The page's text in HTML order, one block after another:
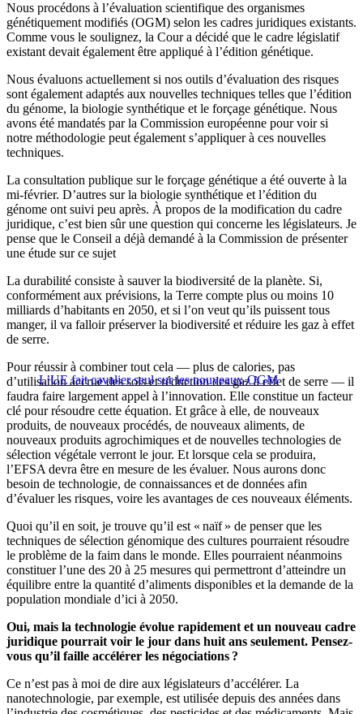
Nous procédons à l’évaluation scientifique des organismes
génétiquement modifiés (OGM) selon les cadres juridiques existants.
Comme vous le soulignez, la Cour a décidé que le cadre législatif
existant devait également être appliqué à l’édition génétique.
Nous évaluons actuellement si nos outils d’évaluation des risques
sont également adaptés aux nouvelles techniques telles que l’édition
du génome, la biologie synthétique et le forçage génétique. Nous
avons été mandatés par la Commission européenne pour voir si
notre méthodologie peut également s’appliquer à ces nouvelles
techniques.
La consultation publique sur le forçage génétique a été ouverte à la
mi-février. D’autres sur la biologie synthétique et l’édition du
génome ont suivi peu après. À propos de la modification du cadre
juridique, c’est bien sûr une question qui concerne les législateurs. Je
pense que le Conseil a déjà demandé à la Commission de présenter
une étude sur ce sujet
La durabilité consiste à sauver la biodiversité de la planète. Si,
conformément aux prévisions, la Terre compte plus ou moins 10
milliards d’habitants en 2050, et si l’on veut qu’ils puissent tous
manger, il va falloir préserver la biodiversité et réduire les gaz à effet
de serre.
L’UE fait cavalier seul sur les nouveaux-OGM
Pour réussir à combiner tout cela — plus de calories, pas
d’utilisation accrue des sols et réduction des gaz à effet de serre — il
faudra faire largement appel à l’innovation. Elle constitue un facteur
clé pour résoudre cette équation. Et grâce à elle, de nouveaux
produits, de nouveaux procédés, de nouveaux aliments, de
nouveaux produits agrochimiques et de nouvelles technologies de
sélection végétale verront le jour. Et lorsque cela se produira,
l’EFSA devra être en mesure de les évaluer. Nous aurons donc
besoin de technologie, de connaissances et de données afin
d’évaluer les risques, voire les avantages de ces nouveaux éléments.
Quoi qu’il en soit, je trouve qu’il est « naïf » de penser que les
techniques de sélection génomique des cultures pourraient résoudre
le problème de la faim dans le monde. Elles pourraient néanmoins
constituer l’une des 20 à 25 mesures qui permettront d’atteindre un
équilibre entre la quantité d’aliments disponibles et la demande de la
population mondiale d’ici à 2050.
Oui, mais la technologie évolue rapidement et un nouveau cadre
juridique pourrait voir le jour dans huit ans seulement. Pensez-
vous qu’il faille accélérer les négociations ?
Ce n’est pas à moi de dire aux législateurs d’accélérer. La
nanotechnologie, par exemple, est utilisée depuis des années dans